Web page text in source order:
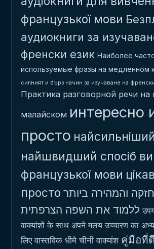
французької мови
аудиокниги за
френски език Наиболее
используемые фразы на медленном
силният и бърз начин за изучаване на
Практика разговорной речи
малайском интересно
просто найсильніший
найшвидший спосіб
французької мови
просто והמהירה ביותר
ללמוד את השפה הצרפתית
वाक्यांशों के साथ अपने मलय उच्चारण का
लिए वास्तविक धीमे चीनी वाक्यांश คู่มือที่